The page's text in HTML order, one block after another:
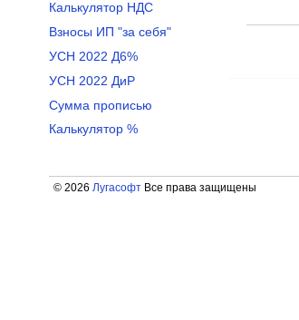
Калькулятор НДС
Взносы ИП "за себя"
УСН 2022 Д6%
УСН 2022 ДиР
Сумма прописью
Калькулятор %
© 2026 ЛугасофтВсе права защищены